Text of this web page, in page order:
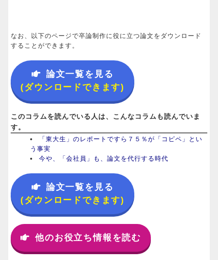
なお、以下のページで卒論制作に役に立つ論文をダウンロード
することができます。
論文一覧を見る
(ダウンロードできます)
このコラムを読んでいる人は、こんなコラムも読んでいま
す。
「東大生」のレポートですら７５％が「コピペ」とい
う事実
今や、「会社員」も、論文を代行する時代
論文一覧を見る
(ダウンロードできます)
他のお役立ち情報を読む